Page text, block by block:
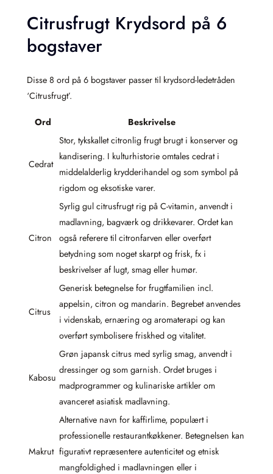
Citrusfrugt Krydsord på 6
bogstaver
Disse 8 ord på 6 bogstaver passer til krydsord-ledetråden
‘Citrusfrugt’.
Ord Beskrivelse
Cedrat
Stor, tykskallet citronlig frugt brugt i konserver og
kandisering. I kulturhistorie omtales cedrat i
middelalderlig krydderihandel og som symbol på
rigdom og eksotiske varer.
Citron
Syrlig gul citrusfrugt rig på C-vitamin, anvendt i
madlavning, bagværk og drikkevarer. Ordet kan
også referere til citronfarven eller overført
betydning som noget skarpt og frisk, fx i
beskrivelser af lugt, smag eller humør.
Citrus
Generisk betegnelse for frugtfamilien incl.
appelsin, citron og mandarin. Begrebet anvendes
i videnskab, ernæring og aromaterapi og kan
overført symbolisere friskhed og vitalitet.
Kabosu
Grøn japansk citrus med syrlig smag, anvendt i
dressinger og som garnish. Ordet bruges i
madprogrammer og kulinariske artikler om
avanceret asiatisk madlavning.
Makrut
Alternative navn for kaffirlime, populært i
professionelle restaurantkøkkener. Betegnelsen kan
figurativt repræsentere autenticitet og etnisk
mangfoldighed i madlavningen eller i